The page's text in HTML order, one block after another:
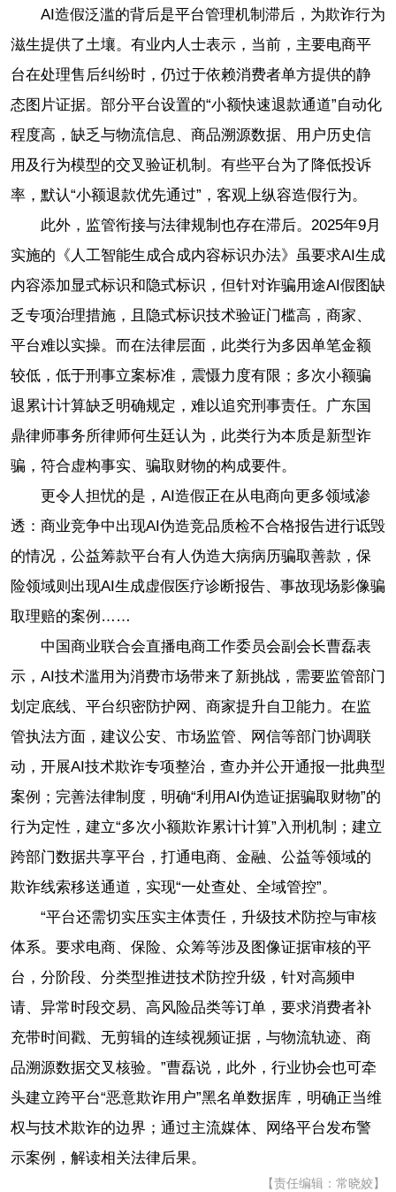
AI造假泛滥的背后是平台管理机制滞后，为欺诈行为
滋生提供了土壤。有业内人士表示，当前，主要电商平
台在处理售后纠纷时，仍过于依赖消费者单方提供的静
态图片证据。部分平台设置的“小额快速退款通道”自动化
程度高，缺乏与物流信息、商品溯源数据、用户历史信
用及行为模型的交叉验证机制。有些平台为了降低投诉
率，默认“小额退款优先通过”，客观上纵容造假行为。
此外，监管衔接与法律规制也存在滞后。2025年9月
实施的《人工智能生成合成内容标识办法》虽要求AI生成
内容添加显式标识和隐式标识，但针对诈骗用途AI假图缺
乏专项治理措施，且隐式标识技术验证门槛高，商家、
平台难以实操。而在法律层面，此类行为多因单笔金额
较低，低于刑事立案标准，震慑力度有限；多次小额骗
退累计计算缺乏明确规定，难以追究刑事责任。广东国
鼎律师事务所律师何生廷认为，此类行为本质是新型诈
骗，符合虚构事实、骗取财物的构成要件。
更令人担忧的是，AI造假正在从电商向更多领域渗
透：商业竞争中出现AI伪造竞品质检不合格报告进行诋毁
的情况，公益筹款平台有人伪造大病病历骗取善款，保
险领域则出现AI生成虚假医疗诊断报告、事故现场影像骗
取理赔的案例……
中国商业联合会直播电商工作委员会副会长曹磊表
示，AI技术滥用为消费市场带来了新挑战，需要监管部门
划定底线、平台织密防护网、商家提升自卫能力。在监
管执法方面，建议公安、市场监管、网信等部门协调联
动，开展AI技术欺诈专项整治，查办并公开通报一批典型
案例；完善法律制度，明确“利用AI伪造证据骗取财物”的
行为定性，建立“多次小额欺诈累计计算”入刑机制；建立
跨部门数据共享平台，打通电商、金融、公益等领域的
欺诈线索移送通道，实现“一处查处、全域管控”。
“平台还需切实压实主体责任，升级技术防控与审核
体系。要求电商、保险、众筹等涉及图像证据审核的平
台，分阶段、分类型推进技术防控升级，针对高频申
请、异常时段交易、高风险品类等订单，要求消费者补
充带时间戳、无剪辑的连续视频证据，与物流轨迹、商
品溯源数据交叉核验。”曹磊说，此外，行业协会也可牵
头建立跨平台“恶意欺诈用户”黑名单数据库，明确正当维
权与技术欺诈的边界；通过主流媒体、网络平台发布警
示案例，解读相关法律后果。
【责任编辑：常晓姣】